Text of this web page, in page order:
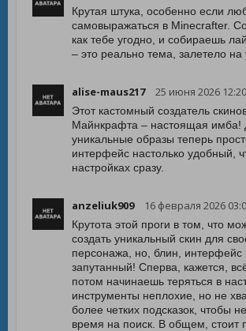
Крутая штука, особенно если
самовыражаться в Minecrafter.
как тебе угодно, и собираешь
– это реально тема, залетело на
alise-maus217 25 июня 2026 12:20
Этот кастомный создатель
Майнкрафта – настоящая имба!
уникальные образы теперь
интерфейс настолько удобный,
настройках сразу.
anzeliuk909 16 февраля 2026
Крутота этой проги в том, что
создать уникальный скин для
персонажа, но, блин, интерфейс
запутанный! Сперва, кажется,
потом начинаешь теряться в
инструменты неплохие, но не
более четких подсказок, чтобы
время на поиск. В общем, стоит